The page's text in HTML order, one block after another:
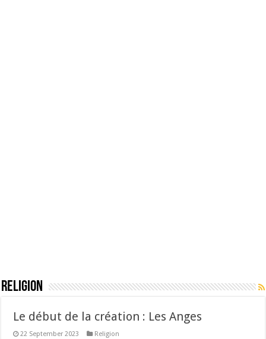
Religion
Le début de la création : Les Anges
22 September 2023 Religion